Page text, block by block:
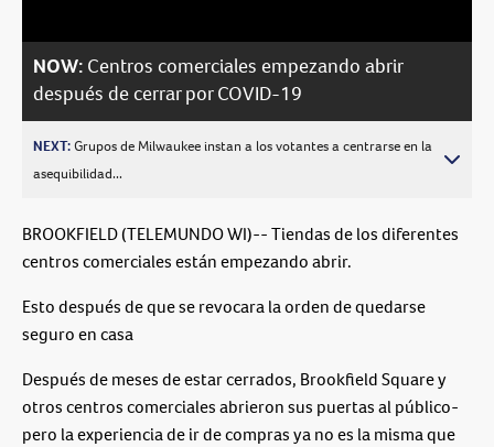
NOW: Centros comerciales empezando abrir
después de cerrar por COVID-19
NEXT:Grupos de Milwaukee instan a los votantes a centrarse en la
asequibilidad...
BROOKFIELD (TELEMUNDO WI)-- Tiendas de los diferentes
centros comerciales están empezando abrir.
Esto después de que se revocara la orden de quedarse
seguro en casa
Después de meses de estar cerrados, Brookfield Square y
otros centros comerciales abrieron sus puertas al público-
pero la experiencia de ir de compras ya no es la misma que